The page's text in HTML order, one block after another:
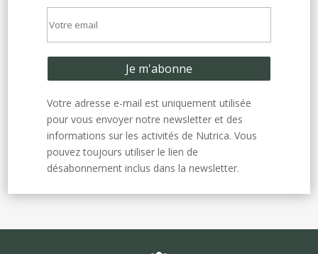
Votre adresse e-mail est uniquement utilisée
pour vous envoyer notre newsletter et des
informations sur les activités de Nutrica. Vous
pouvez toujours utiliser le lien de
désabonnement inclus dans la newsletter.